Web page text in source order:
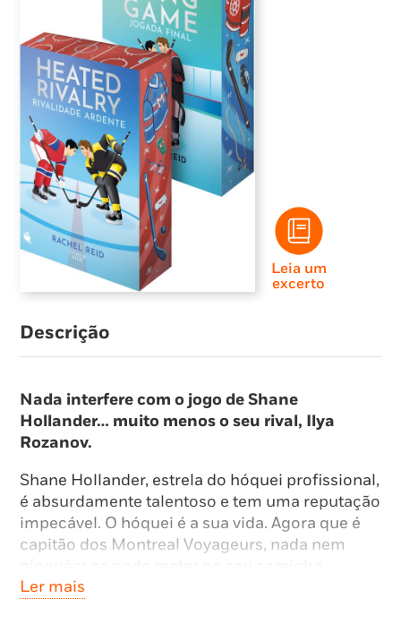
Leia um
excerto
Descrição
Nada interfere com o jogo de Shane
Hollander… muito menos o seu rival, Ilya
Rozanov.
Shane Hollander, estrela do hóquei profissional,
é absurdamente talentoso e tem uma reputação
impecável. O hóquei é a sua vida. Agora que é
capitão dos Montreal Voyageurs, nada nem
Ilya Rozanov, capitão dos Boston Bears, é tão
Ler mais